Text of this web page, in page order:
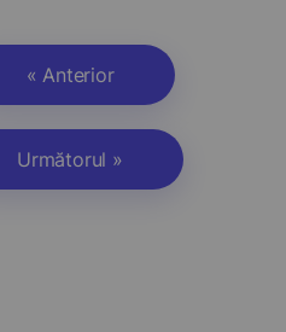
« Anterior
Următorul »